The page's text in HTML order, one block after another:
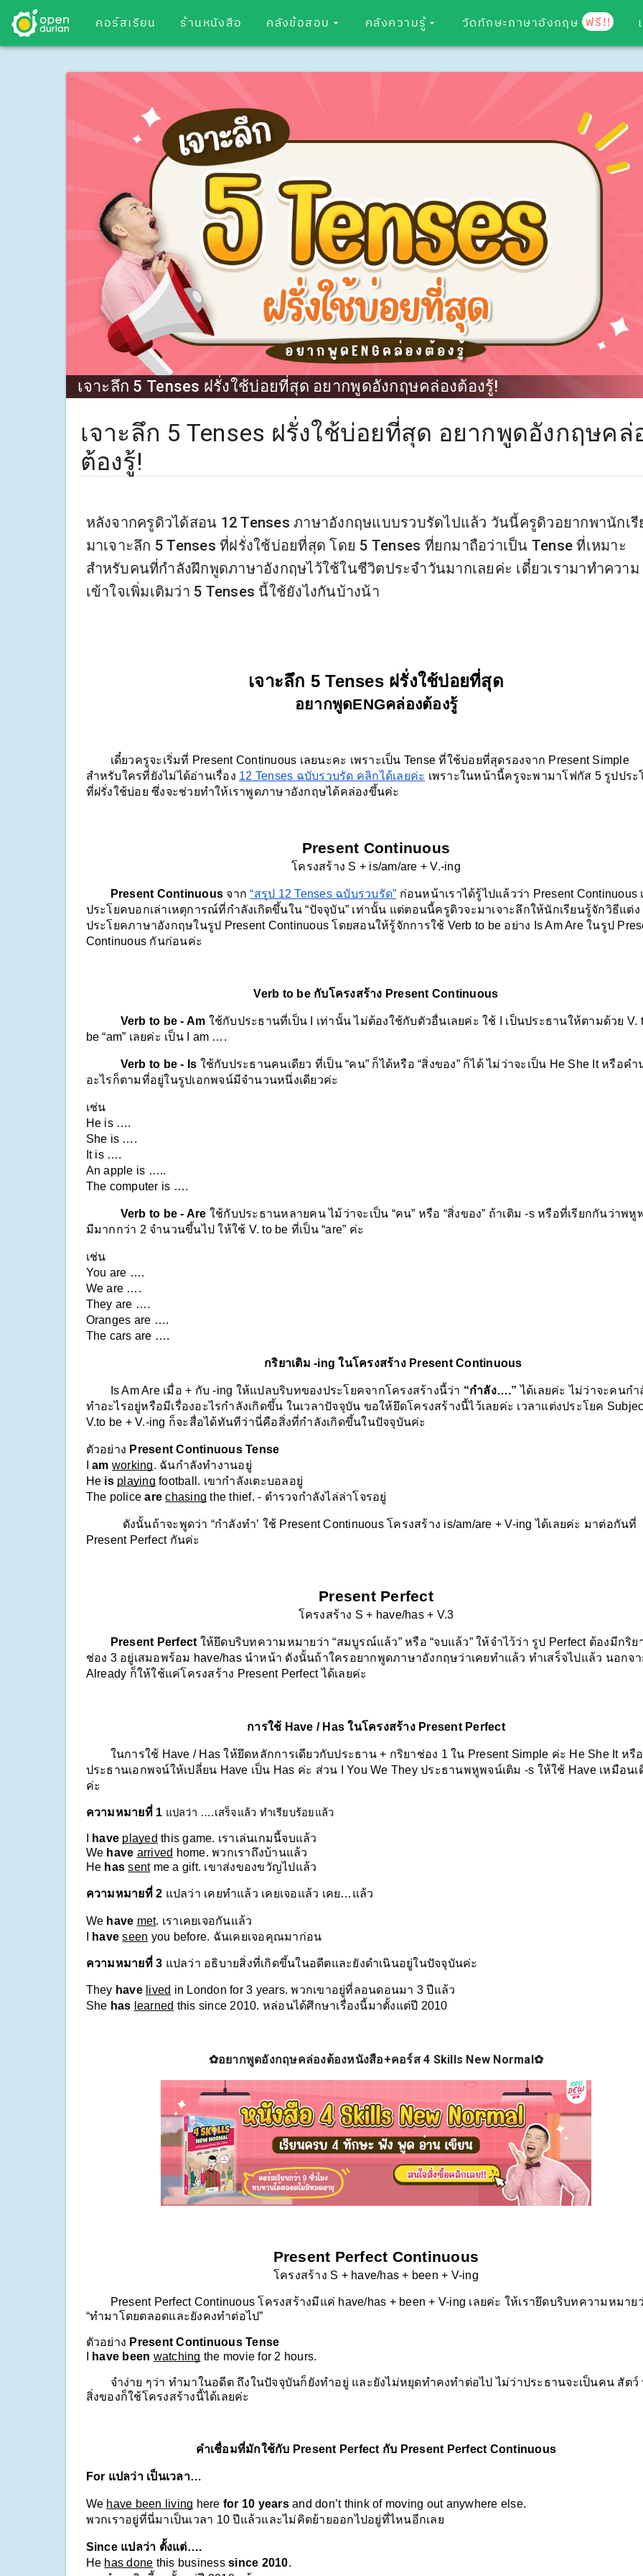
คอร์สเรียน ร้านหนังสือ คลังข้อสอบ คลังความรู้ วัดทักษะภาษาอังกฤษ ฟรี!!
เจาะลึก 5 Tenses ฝรั่งใช้บ่อยที่สุด อยากพูดอังกฤษคล่องต้องรู้!
เจาะลึก 5 Tenses ฝรั่งใช้บ่อยที่สุด อยากพูดอังกฤษคล่
ต้องรู้!
หลังจากครูดิวได้สอน 12 Tenses ภาษาอังกฤษแบบรวบรัดไปแล้ว วันนี้ครูดิวอยากพานักเ
มาเจาะลึก 5 Tenses ที่ฝรั่งใช้บ่อยที่สุด โดย 5 Tenses ที่ยกมาถือว่าเป็น Tense ที่เหมาะ
สำหรับคนที่กำลังฝึกพูดภาษาอังกฤษไว้ใช้ในชีวิตประจำวันมากเลยค่ะ เดี๋ยวเรามาทำความ
เข้าใจเพิ่มเติมว่า 5 Tenses นี้ใช้ยังไงกันบ้างน้า
เจาะลึก 5 Tenses ฝรั่งใช้บ่อยที่สุด
อยากพูดENGคล่องต้องรู้
เดี๋ยวครูจะเริ่มที่ Present Continuous เลยนะคะ เพราะเป็น Tense ที่ใช้บ่อยที่สุดรองจาก Present Simple
สำหรับใครที่ยังไม่ได้อ่านเรื่อง 12 Tenses ฉบับรวบรัด คลิกได้เลยค่ะ เพราะในหน้านี้ครูจะพามาโฟกัส 5 รูปประ
ที่ฝรั่งใช้บ่อย ซึ่งจะช่วยทำให้เราพูดภาษาอังกฤษได้คล่องขึ้นค่ะ
Present Continuous
โครงสร้าง S + is/am/are + V.-ing
Present Continuous จาก “สรุป 12 Tenses ฉบับรวบรัด” ก่อนหน้าเราได้รู้ไปแล้วว่า Present Continuous
ประโยคบอกเล่าเหตุการณ์ที่กำลังเกิดขึ้นใน “ปัจจุบัน” เท่านั้น แต่ตอนนี้ครูดิวจะมาเจาะลึกให้นักเรียนรู้จักวิธีแต่ง
ประโยคภาษาอังกฤษในรูป Present Continuous โดยสอนให้รู้จักการใช้ Verb to be อย่าง Is Am Are ในรูป
Continuous กันก่อนค่ะ
Verb to be กับโครงสร้าง Present Continuous
Verb to be - Am ใช้กับประธานที่เป็น I เท่านั้น ไม่ต้องใช้กับตัวอื่นเลยค่ะ ใช้ I เป็นประธานให้ตามด้วย V.
be “am” เลยค่ะ เป็น I am ….
Verb to be - Is ใช้กับประธานคนเดียว ที่เป็น “คน” ก็ได้หรือ “สิ่งของ” ก็ได้ ไม่ว่าจะเป็น He She It หรือคำ
อะไรก็ตามที่อยู่ในรูปเอกพจน์มีจำนวนหนึ่งเดียวค่ะ
เช่น
He is ….
She is ….
It is ….
An apple is …..
The computer is ….
Verb to be - Are ใช้กับประธานหลายคน ไม้ว่าจะเป็น “คน” หรือ “สิ่งของ” ถ้าเติม -s หรือที่เรียกกันว่าพหู
มีมากกว่า 2 จำนวนขึ้นไป ให้ใช้ V. to be ที่เป็น “are” ค่ะ
เช่น
You are ….
We are ….
They are ….
Oranges are ….
The cars are ….
กริยาเติม -ing ในโครงสร้าง Present Continuous
Is Am Are เมื่อ + กับ -ing ให้แปลบริบทของประโยคจากโครงสร้างนี้ว่า “กำลัง….” ได้เลยค่ะ ไม่ว่าจะคนกำ
ทำอะไรอยู่หรือมีเรื่องอะไรกำลังเกิดขึ้น ในเวลาปัจจุบัน ขอให้ยึดโครงสร้างนี้ไว้เลยค่ะ เวลาแต่งประโยค
V.to be + V.-ing ก็จะสื่อได้ทันทีว่านี่คือสิ่งที่กำลังเกิดขึ้นในปัจจุบันค่ะ
ตัวอย่าง Present Continuous Tense
am working. ฉันกำลังทำงานอยู่
He is playing football. เขากำลังเตะบอลอยู่
The police are chasing the thief. - ตำรวจกำลังไล่ล่าโจรอยู่
ดังนั้นถ้าจะพูดว่า “กำลังทำ’ ใช้ Present Continuous โครงสร้าง is/am/are + V-ing ได้เลยค่ะ มาต่อกันที่
Present Perfect กันค่ะ
Present Perfect
โครงสร้าง S + have/has + V.3
Present Perfect ให้ยึดบริบทความหมายว่า “สมบูรณ์แล้ว” หรือ “จบแล้ว” ให้จำไว้ว่า รูป Perfect ต้องมีกริย
ช่อง 3 อยู่เสมอพร้อม have/has นำหน้า ดังนั้นถ้าใครอยากพูดภาษาอังกฤษว่าเคยทำแล้ว ทำเสร็จไปแล้ว นอกจา
Already ก็ให้ใช้แค่โครงสร้าง Present Perfect ได้เลยค่ะ
การใช้ Have / Has ในโครงสร้าง Present Perfect
ในการใช้ Have / Has ให้ยึดหลักการเดียวกับประธาน + กริยาช่อง 1 ใน Present Simple ค่ะ He She It หรือ
ประธานเอกพจน์ให้เปลี่ยน Have เป็น Has ค่ะ ส่วน I You We They ประธานพหูพจน์เติม -s ให้ใช้ Have เหมือนเ
ค่ะ
ความหมายที่ 1 แปลว่า ….เสร็จแล้ว ทำเรียบร้อยแล้ว
have played this game. เราเล่นเกมนี้จบแล้ว
We have arrived home. พวกเราถึงบ้านแล้ว
He has sent me a gift. เขาส่งของขวัญไปแล้ว
ความหมายที่ 2 แปลว่า เคยทำแล้ว เคยเจอแล้ว เคย…แล้ว
We have met. เราเคยเจอกันแล้ว
have seen you before. ฉันเคยเจอคุณมาก่อน
ความหมายที่ 3 แปลว่า อธิบายสิ่งที่เกิดขึ้นในอดีตและยังดำเนินอยู่ในปัจจุบันค่ะ
They have lived in London for 3 years. พวกเขาอยู่ที่ลอนดอนมา 3 ปีแล้ว
She has learned this since 2010. หล่อนได้ศึกษาเรื่องนี้มาตั้งแต่ปี 2010
✿อยากพูดอังกฤษคล่องต้องหนังสือ+คอร์ส 4 Skills New Normal✿
Present Perfect Continuous
โครงสร้าง S + have/has + been + V-ing
Present Perfect Continuous โครงสร้างมีแค่ have/has + been + V-ing เลยค่ะ ให้เรายึดบริบทความหมาย
“ทำมาโดยตลอดและยังคงทำต่อไป”
ตัวอย่าง Present Continuous Tense
have been watching the movie for 2 hours.
จำง่าย ๆว่า ทำมาในอดีต ถึงในปัจจุบันก็ยังทำอยู่ และยังไม่หยุดทำคงทำต่อไป ไม่ว่าประธานจะเป็นคน สัตว์
สิ่งของก็ใช้โครงสร้างนี้ได้เลยค่ะ
คำเชื่อมที่มักใช้กับ Present Perfect กับ Present Perfect Continuous
For แปลว่า เป็นเวลา…
We have been living here for 10 years and don’t think of moving out anywhere else.
พวกเราอยู่ที่นี่มาเป็นเวลา 10 ปีแล้วและไม่คิดย้ายออกไปอยู่ที่ไหนอีกเลย
Since แปลว่า ตั้งแต่….
He has done this business since 2010.